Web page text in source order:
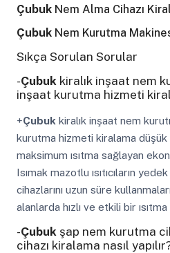
ÇubukNem Alma Cihazı
ÇubukNem Kurutma
Sıkça Sorulan Sorular
-Çubukkiralık inşaat nem
inşaat kurutma hizmeti
+Çubuk kiralık inşaat nem
kurutma hizmeti kiralama
maksimum ısıtma sağlayan
Isımak mazotlu ısıtıcıların
cihazlarını uzun süre
alanlarda hızlı ve etkili bir
-Çubuk şap nem kurutma
cihazı kiralama nasıl